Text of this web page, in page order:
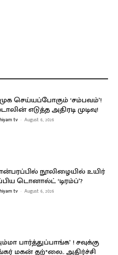
செய்யப்போகும் ‘சம்பவம்’!
எடுத்த அதிரடி முடிவு!
tv - August 6, 2026
நூலிழையில் உயிர்
டொனால்ட் ‘டிரம்ப்’?
tv - August 6, 2026
பார்த்துப்பாங்க’ ! சவுக்கு
மகன் தற்*லை.. அதிர்ச்சி